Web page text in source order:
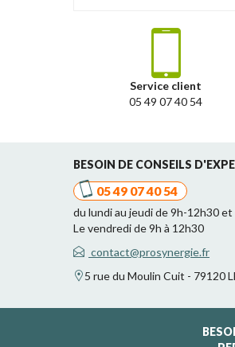
Service client
05 49 07 40 54
BESOIN DE CONSEILS
05 49 07 40 54
du lundi au jeudi de 9h-12h30
Le vendredi de 9h à 12h30
contact@prosynergie.fr
5 rue du Moulin Cuit - 79120